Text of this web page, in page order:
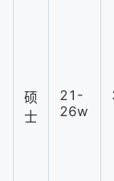
硕
士
21-
26w